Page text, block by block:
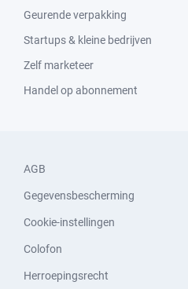
Geurende verpakking
Startups & kleine bedrijven
Zelf marketeer
Handel op abonnement
AGB
Gegevensbescherming
Cookie-instellingen
Colofon
Herroepingsrecht